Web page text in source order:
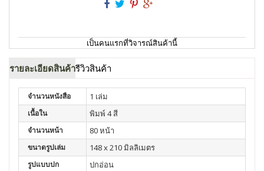
เป็นคนแรกที่วิจารณ์สินค้านี้
รายละเอียดสินค้ารีวิวสินค้า
จำนวนหนังสือ 1 เล่ม
เนื้อใน พิมพ์ 4 สี
จำนวนหน้า 80 หน้า
ขนาดรูปเล่ม 148 x 210 มิลลิเมตร
รูปแบบปก ปกอ่อน